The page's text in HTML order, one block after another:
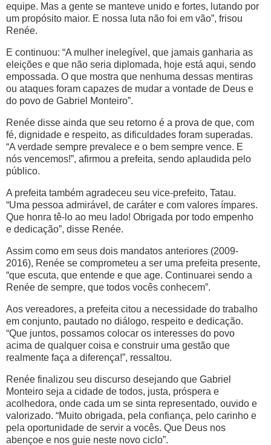
equipe. Mas a gente se manteve unido e fortes, lutando por
um propósito maior. E nossa luta não foi em vão”, frisou
Renée.
E continuou: “A mulher inelegível, que jamais ganharia as
eleições e que não seria diplomada, hoje está aqui, sendo
empossada. O que mostra que nenhuma dessas mentiras
ou ataques foram capazes de mudar a vontade de Deus e
do povo de Gabriel Monteiro”.
Renée disse ainda que seu retorno é a prova de que, com
fé, dignidade e respeito, as dificuldades foram superadas.
“A verdade sempre prevalece e o bem sempre vence. E
nós vencemos!”, afirmou a prefeita, sendo aplaudida pelo
público.
A prefeita também agradeceu seu vice-prefeito, Tatau.
“Uma pessoa admirável, de caráter e com valores ímpares.
Que honra tê-lo ao meu lado! Obrigada por todo empenho
e dedicação”, disse Renée.
Assim como em seus dois mandatos anteriores (2009-
2016), Renée se comprometeu a ser uma prefeita presente,
“que escuta, que entende e que age. Continuarei sendo a
Renée de sempre, que todos vocês conhecem”.
Aos vereadores, a prefeita citou a necessidade do trabalho
em conjunto, pautado no diálogo, respeito e dedicação.
“Que juntos, possamos colocar os interesses do povo
acima de qualquer coisa e construir uma gestão que
realmente faça a diferença!”, ressaltou.
Renée finalizou seu discurso desejando que Gabriel
Monteiro seja a cidade de todos, justa, próspera e
acolhedora, onde cada um se sinta representado, ouvido e
valorizado. “Muito obrigada, pela confiança, pelo carinho e
pela oportunidade de servir a vocês. Que Deus nos
abençoe e nos guie neste novo ciclo”.